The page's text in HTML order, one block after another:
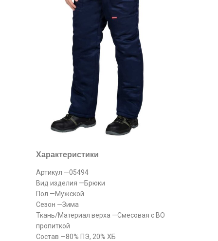
Характеристики
Артикул —05494
Вид изделия —Брюки
Пол —Мужской
Сезон —Зима
Ткань/Материал верха —Смесовая с ВО
пропиткой
Состав —80% ПЭ, 20% ХБ